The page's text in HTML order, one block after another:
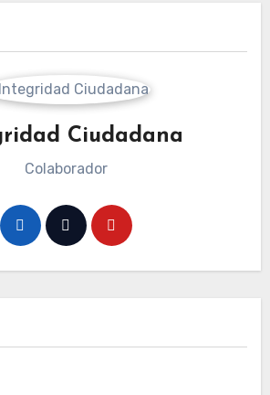
Ciudadana
Colaborador